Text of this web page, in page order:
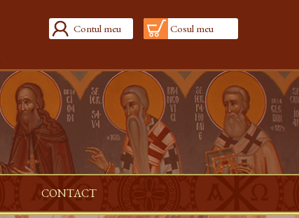
Contul meu Cosul meu
CONTACT